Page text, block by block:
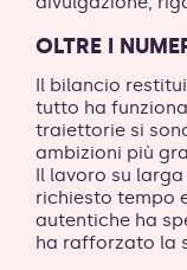
OLTRE I
Il bilancio
tutto ha
traiettorie si
ambizioni più
Il lavoro su
richiesto tempo
autentiche ha
ha rafforzato la